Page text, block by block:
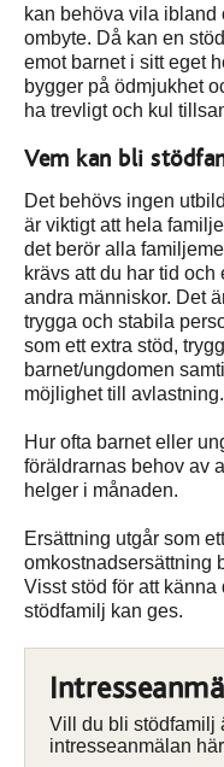
kan behöva vila
ombyte. Då kan en
emot barnet i sitt eget
bygger på ödmjukhet
ha trevligt och kul
Vem kan bli
Det behövs ingen
är viktigt att hela
det berör alla
krävs att du har tid
andra människor. Det
trygga och stabila
som ett extra stöd,
barnet/ungdomen
möjlighet till avlastning.
Hur ofta barnet eller
föräldrarnas behov av
helger i månaden.
Ersättning utgår som
omkostnadsersättning
Visst stöd för att
stödfamilj kan ges.
Vill du bli stödfamilj
intresseanmälan